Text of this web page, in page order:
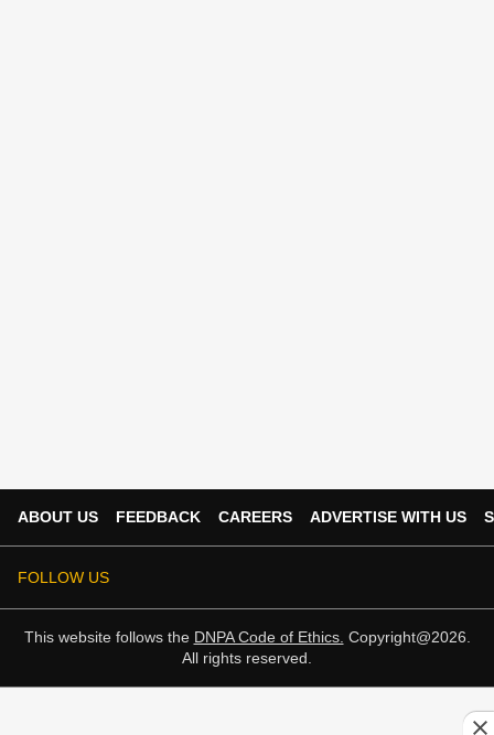
ABOUT US FEEDBACK CAREERS ADVERTISE WITH US
FOLLOW US
This website follows the DNPA Code of Ethics. Copyright@2026.
All rights reserved.